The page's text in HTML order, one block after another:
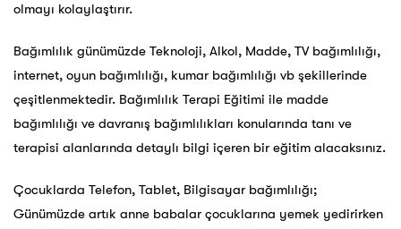
olmayı kolaylaştırır.
Bağımlılık günümüzde Teknoloji, Alkol, Madde, TV bağımlılığı,
internet, oyun bağımlılığı, kumar bağımlılığı vb şekillerinde
çeşitlenmektedir. Bağımlılık Terapi Eğitimi ile madde
bağımlılığı ve davranış bağımlılıkları konularında tanı ve
terapisi alanlarında detaylı bilgi içeren bir eğitim alacaksınız.
Çocuklarda Telefon, Tablet, Bilgisayar bağımlılığı;
Günümüzde artık anne babalar çocuklarına yemek yedirirken